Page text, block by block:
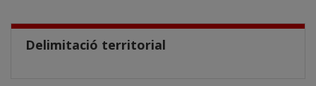
Delimitació territorial